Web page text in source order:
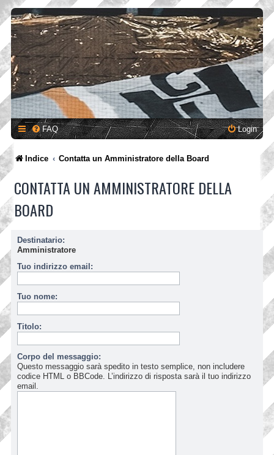
FAQ Login
Indice Contatta un Amministratore della Board
CONTATTA UN AMMINISTRATORE DELLA
BOARD
Destinatario:
Amministratore
Tuo indirizzo email:
Tuo nome:
Titolo:
Corpo del messaggio:
Questo messaggio sarà spedito in testo semplice, non includere
codice HTML o BBCode. L’indirizzo di risposta sarà il tuo indirizzo
email.